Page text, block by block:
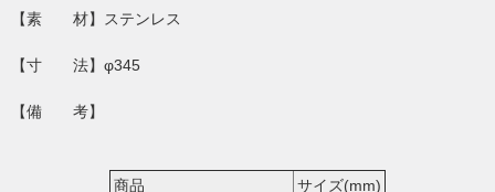
【素 材】ステンレス
【寸 法】φ345
【備 考】
商品
サイズ(mm)